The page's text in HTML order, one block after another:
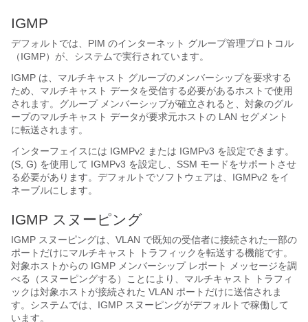
IGMP
デフォルトでは、PIM のインターネット グループ管理プロトコル
（IGMP）が、システムで実行されています。
IGMP は、マルチキャスト グループのメンバーシップを要求する
ため、マルチキャスト データを受信する必要があるホストで使用
されます。グループ メンバーシップが確立されると、対象のグル
ープのマルチキャスト データが要求元ホストの LAN セグメント
に転送されます。
インターフェイスには IGMPv2 または IGMPv3 を設定できます。
(S, G) を使用して IGMPv3 を設定し、SSM モードをサポートさせ
る必要があります。 デフォルトでソフトウェアは、IGMPv2 をイ
ネーブルにします。
IGMP スヌーピング
IGMP スヌーピングは、VLAN で既知の受信者に接続された一部の
ポートだけにマルチキャスト トラフィックを転送する機能です。
対象ホストからの IGMP メンバーシップ レポート メッセージを調
べる（スヌーピングする）ことにより、マルチキャスト トラフィ
ックは対象ホストが接続された VLAN ポートだけに送信されま
す。システムでは、IGMP スヌーピングがデフォルトで稼働して
います。